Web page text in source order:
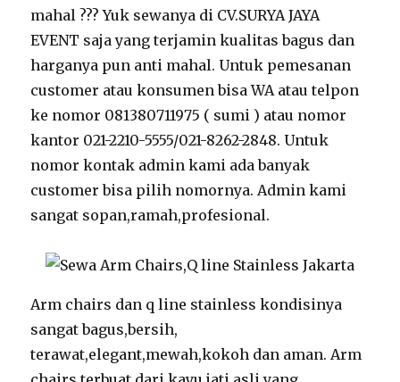
mahal ??? Yuk sewanya di CV.SURYA JAYA
EVENT saja yang terjamin kualitas bagus dan
harganya pun anti mahal. Untuk pemesanan
customer atau konsumen bisa WA atau telpon
ke nomor 081380711975 ( sumi ) atau nomor
kantor 021-2210-5555/021-8262-2848. Untuk
nomor kontak admin kami ada banyak
customer bisa pilih nomornya. Admin kami
sangat sopan,ramah,profesional.
Arm chairs dan q line stainless kondisinya
sangat bagus,bersih,
terawat,elegant,mewah,kokoh dan aman. Arm